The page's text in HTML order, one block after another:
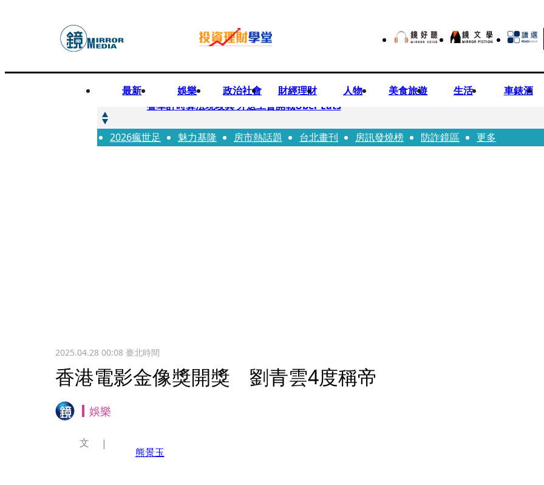
最新 娛樂 政治社會 財經理財 人物 美食旅遊 生活 車錶酒
快訊
疊單計時算法現歧異 外送工會開戰Uber Eats
快訊
靚時尚／大丈夫當如是 Multifaceted Manhood
2026瘋世足 魅力基隆 房市熱話題 台北畫刊 房訊發燒榜 防詐鏡區 更多
2025.04.28 00:08臺北時間
香港電影金像獎開獎 劉青雲4度稱帝
娛樂
文
熊景玉